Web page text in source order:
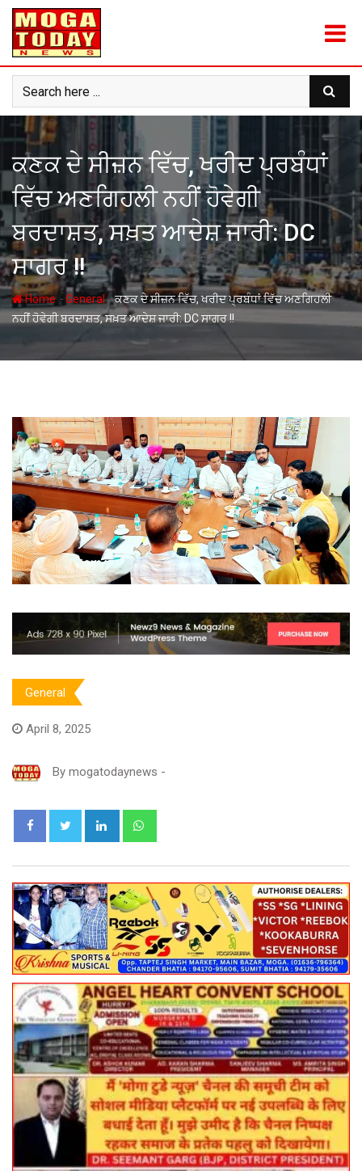
Skip
content
ਕਣਕ ਦੇ ਸੀਜ਼ਨ ਵਿੱਚ, ਖਰੀਦ ਪ੍ਰਬੰਧਾਂ
ਵਿੱਚ ਅਣਗਿਹਲੀ ਨਹੀਂ ਹੋਵੇਗੀ
ਬਰਦਾਸ਼ਤ, ਸਖ਼ਤ ਆਦੇਸ਼ ਜਾਰੀ: DC
ਸਾਗਰ !!
Home-General-ਕਣਕ ਦੇ ਸੀਜ਼ਨ ਵਿੱਚ, ਖਰੀਦ ਪ੍ਰਬੰਧਾਂ ਵਿੱਚ ਅਣਗਿਹਲੀ
ਨਹੀਂ ਹੋਵੇਗੀ ਬਰਦਾਸ਼ਤ, ਸਖ਼ਤ ਆਦੇਸ਼ ਜਾਰੀ: DC ਸਾਗਰ !!
General
April 8, 2025
By mogatodaynews -
LinkedIn